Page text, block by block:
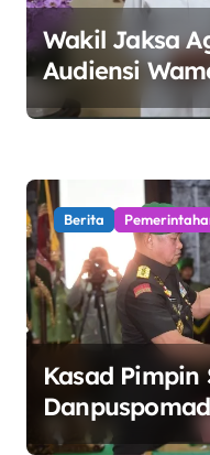
Wakil Jaksa
Audiensi
Sinergi Kawal
Berita
Kasad Pimpin
Tegaskan